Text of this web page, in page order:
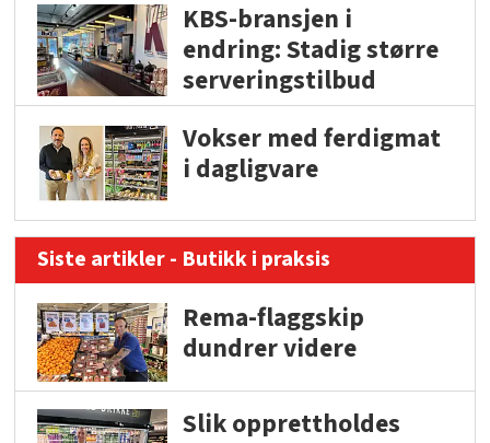
KBS-bransjen i
endring: Stadig større
serveringstilbud
Vokser med ferdigmat
i dagligvare
Siste artikler - Butikk i praksis
Rema-flaggskip
dundrer videre
Slik opprettholdes